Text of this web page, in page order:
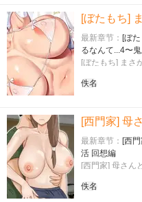
最新章节： [ぼ
るなんて...4〜
[ぼたもち] まさ
佚名
最新章节： [西
活 回想編
[西門家] 母さん
佚名